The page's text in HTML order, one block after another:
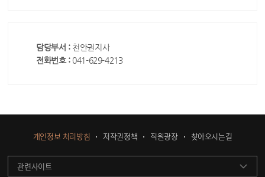
담당부서 : 천안권지사
전화번호 : 041-629-4213
개인정보 처리방침 저작권정책 직원광장 찾아오시는길
관련사이트